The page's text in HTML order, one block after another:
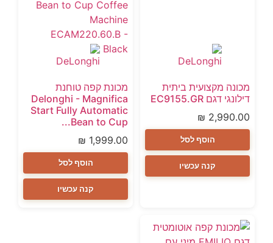
מכונה מקצועית ביתית
דילונגי דגם EC9155.GR
₪ 2,990.00
הוסף לסל
קנה עכשיו
מכונת קפה טוחנת
Delonghi - Magnifica
Start Fully Automatic
Bean to Cup...
₪ 1,999.00
הוסף לסל
קנה עכשיו